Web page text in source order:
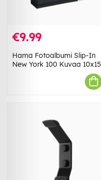
€9.99
Hama Fotoalbumi Slip-In
New York 100 Kuvaa 10x15